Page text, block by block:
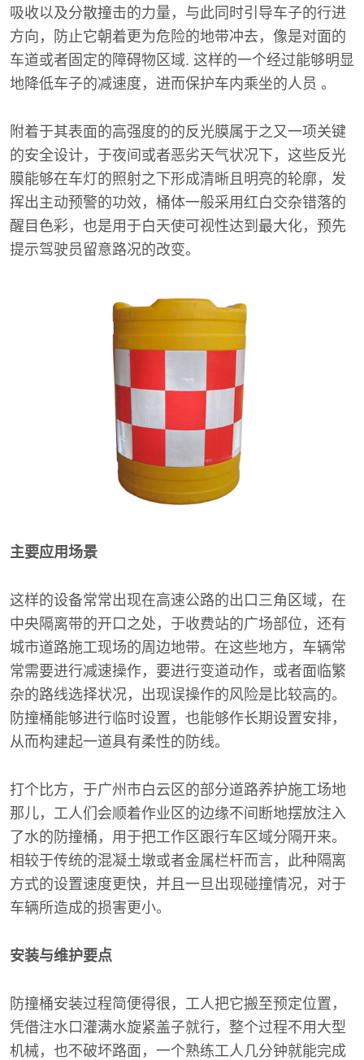
吸收以及分散撞击的力量，与此同时引导车子的行进
方向，防止它朝着更为危险的地带冲去，像是对面的
车道或者固定的障碍物区域. 这样的一个经过能够明显
地降低车子的减速度，进而保护车内乘坐的人员 。
附着于其表面的高强度的的反光膜属于之又一项关键
的安全设计，于夜间或者恶劣天气状况下，这些反光
膜能够在车灯的照射之下形成清晰且明亮的轮廓，发
挥出主动预警的功效，桶体一般采用红白交杂错落的
醒目色彩，也是用于白天使可视性达到最大化，预先
提示驾驶员留意路况的改变。
主要应用场景
这样的设备常常出现在高速公路的出口三角区域，在
中央隔离带的开口之处，于收费站的广场部位，还有
城市道路施工现场的周边地带。在这些地方，车辆常
常需要进行减速操作，要进行变道动作，或者面临繁
杂的路线选择状况，出现误操作的风险是比较高的。
防撞桶能够进行临时设置，也能够作长期设置安排，
从而构建起一道具有柔性的防线。
打个比方，于广州市白云区的部分道路养护施工场地
那儿，工人们会顺着作业区的边缘不间断地摆放注入
了水的防撞桶，用于把工作区跟行车区域分隔开来。
相较于传统的混凝土墩或者金属栏杆而言，此种隔离
方式的设置速度更快，并且一旦出现碰撞情况，对于
车辆所造成的损害更小。
安装与维护要点
防撞桶安装过程简便得很，工人把它搬至预定位置，
凭借注水口灌满水旋紧盖子就行，整个过程不用大型
机械，也不破坏路面，一个熟练工人几分钟就能完成